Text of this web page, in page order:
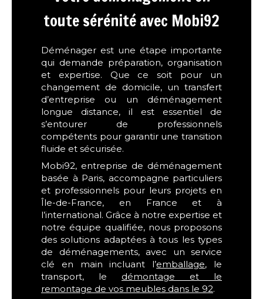
toute sérénité avec Mobi92
Déménager est une étape importante
qui demande préparation, organisation
et expertise. Que ce soit pour un
changement de domicile, un transfert
d’entreprise ou un déménagement
longue distance, il est essentiel de
s’entourer de professionnels
compétents pour garantir une transition
fluide et sécurisée.
Mobi92, entreprise de déménagement
basée à Paris, accompagne particuliers
et professionnels pour leurs projets en
Île-de-France, en France et à
l’international. Grâce à notre expertise et
notre équipe qualifiée, nous proposons
des solutions adaptées à tous les types
de déménagements, avec un service
clé en main incluant l’emballage, le
transport, le démontage et le
remontage de vos meubles dans le 92.